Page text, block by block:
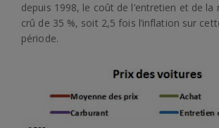
depuis 1998, le coût de l’entretien et de la
crû de 35 %, soit 2,5 fois l’inflation sur
période.